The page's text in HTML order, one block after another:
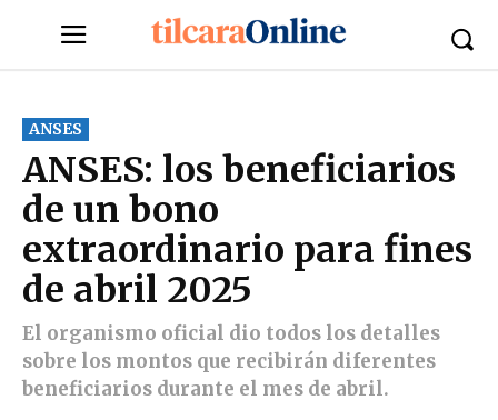
ANSES
ANSES: los beneficiarios
de un bono
extraordinario para fines
de abril 2025
El organismo oficial dio todos los detalles
sobre los montos que recibirán diferentes
beneficiarios durante el mes de abril.